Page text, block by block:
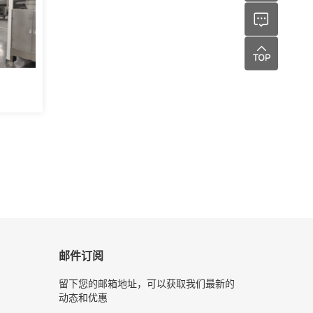
邮件订阅
留下您的邮箱地址，可以获取我们最新的
动态和优惠